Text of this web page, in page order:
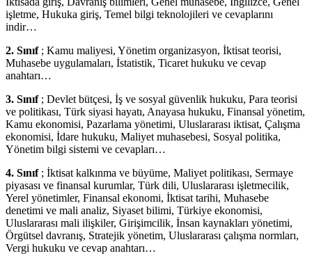
işletme, Hukuka giriş, Temel bilgi teknolojileri ve cevaplarını
indir…
2. Sınıf; Kamu maliyesi, Yönetim organizasyon, İktisat teorisi,
Muhasebe uygulamaları, İstatistik, Ticaret hukuku ve cevap
anahtarı…
3. Sınıf ; Devlet bütçesi, İş ve sosyal güvenlik hukuku, Para teorisi
ve politikası, Türk siyasi hayatı, Anayasa hukuku, Finansal yönetim,
Kamu ekonomisi, Pazarlama yönetimi, Uluslararası iktisat, Çalışma
ekonomisi, İdare hukuku, Maliyet muhasebesi, Sosyal politika,
Yönetim bilgi sistemi ve cevapları…
4. Sınıf ; İktisat kalkınma ve büyüme, Maliyet politikası, Sermaye
piyasası ve finansal kurumlar, Türk dili, Uluslararası işletmecilik,
Yerel yönetimler, Finansal ekonomi, İktisat tarihi, Muhasebe
denetimi ve mali analiz, Siyaset bilimi, Türkiye ekonomisi,
Uluslararası mali ilişkiler, Girişimcilik, İnsan kaynakları yönetimi,
Örgütsel davranış, Stratejik yönetim, Uluslararası çalışma normları,
Vergi hukuku ve cevap anahtarı…